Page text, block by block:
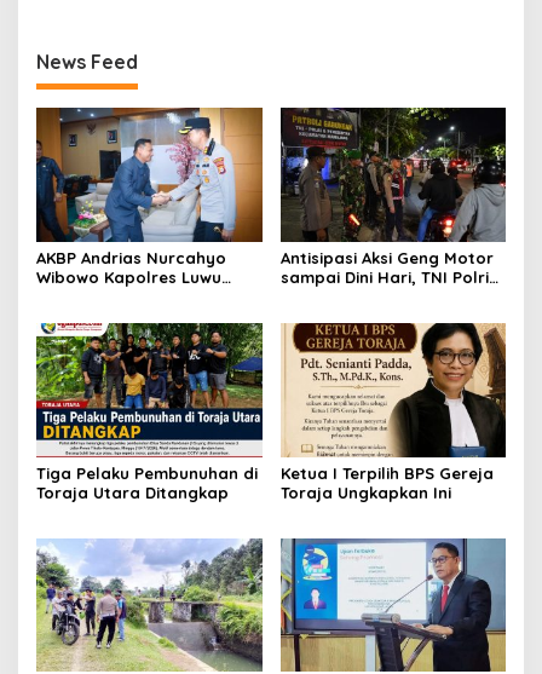
News Feed
AKBP Andrias Nurcahyo
Wibowo Kapolres Luwu
Antisipasi Aksi Geng Motor
sampai Dini Hari, TNI Polri
Tiga Pelaku Pembunuhan di
Toraja Utara Ditangkap
Ketua I Terpilih BPS Gereja
Toraja Ungkapkan Ini